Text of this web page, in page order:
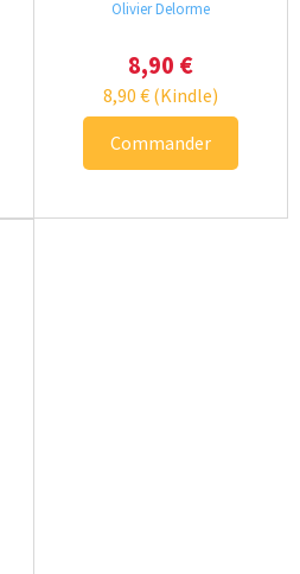
Olivier Delorme
8,90 €
8,90€ (Kindle)
Commander